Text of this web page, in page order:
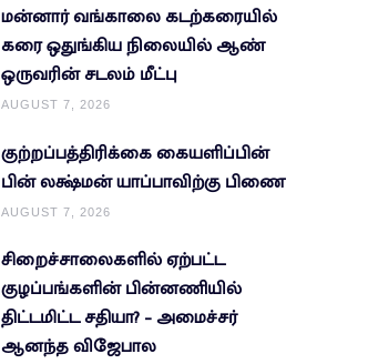
மன்னார் வங்காலை கடற்கரையில்
கரை ஒதுங்கிய நிலையில் ஆண்
ஒருவரின் சடலம் மீட்பு
AUGUST 7, 2026
குற்றப்பத்திரிக்கை கையளிப்பின்
பின் லக்ஷ்மன் யாப்பாவிற்கு பிணை
AUGUST 7, 2026
சிறைச்சாலைகளில் ஏற்பட்ட
குழப்பங்களின் பின்னணியில்
திட்டமிட்ட சதியா? – அமைச்சர்
ஆனந்த விஜேபால